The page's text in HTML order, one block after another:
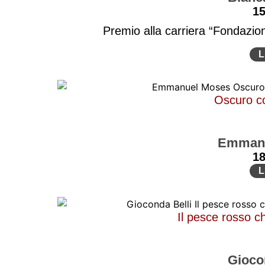
Premio alla carriera
Oscuro
Il pesce rosso